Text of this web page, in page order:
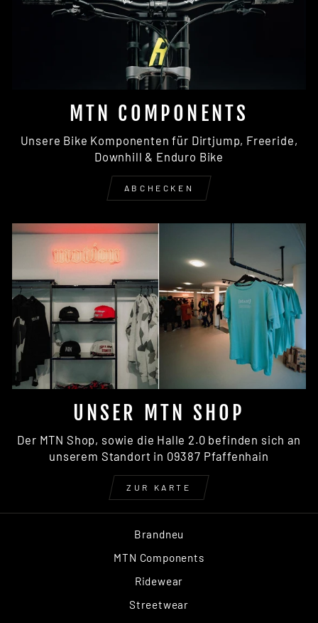
MTN COMPONENTS
Unsere Bike Komponenten für Dirtjump, Freeride,
Downhill & Enduro Bike
ABCHECKEN
UNSER MTN SHOP
Der MTN Shop, sowie die Halle 2.0 befinden sich an
unserem Standort in 09387 Pfaffenhain
ZUR KARTE
Brandneu
MTN Components
Ridewear
Streetwear